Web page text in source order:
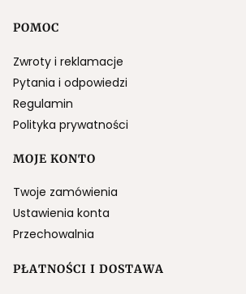
Linki w stopce
POMOC
Zwroty i reklamacje
Pytania i odpowiedzi
Regulamin
Polityka prywatności
MOJE KONTO
Twoje zamówienia
Ustawienia konta
Przechowalnia
PŁATNOŚCI I DOSTAWA